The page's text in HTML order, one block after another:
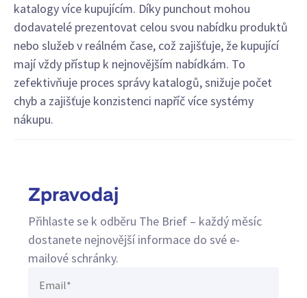
katalogy více kupujícím. Díky punchout mohou
dodavatelé prezentovat celou svou nabídku produktů
nebo služeb v reálném čase, což zajišťuje, že kupující
mají vždy přístup k nejnovějším nabídkám. To
zefektivňuje proces správy katalogů, snižuje počet
chyb a zajišťuje konzistenci napříč více systémy
nákupu.
Zpravodaj
Přihlaste se k odběru The Brief – každý měsíc
dostanete nejnovější informace do své e-
mailové schránky.